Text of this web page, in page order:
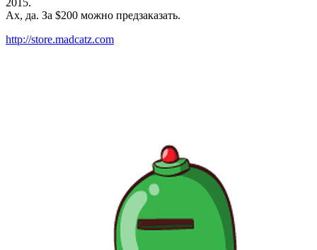
Ах, да. За $200 можно предзаказать.
http://store.madcatz.com